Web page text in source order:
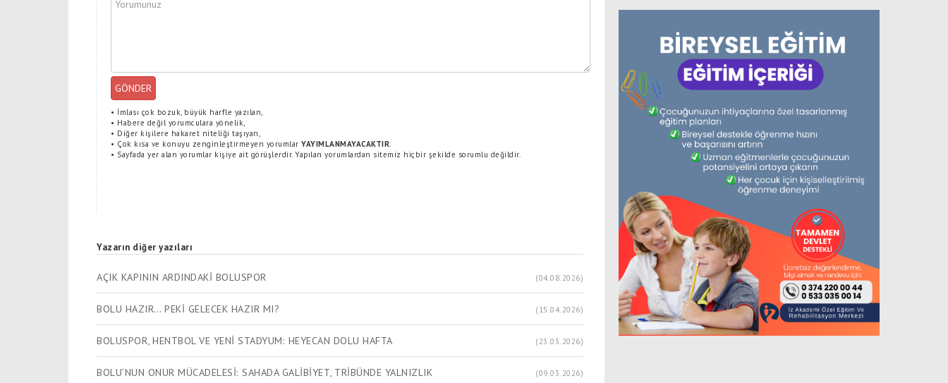
GÖNDER
• İmlası çok bozuk, büyük harfle yazılan,
• Habere değil yorumculara yönelik,
• Diğer kişilere hakaret niteliği taşıyan,
• Çok kısa ve konuyu zenginleştirmeyen yorumlar YAYIMLANMAYACAKTIR.
• Sayfada yer alan yorumlar kişiye ait görüşlerdir. Yapılan yorumlardan sitemiz hiçbir şekilde sorumlu değildir.
Yazarın diğer yazıları
AÇIK KAPININ ARDINDAKİ BOLUSPOR (04.08.2026)
BOLU HAZIR… PEKİ GELECEK HAZIR MI? (15.04.2026)
BOLUSPOR, HENTBOL VE YENİ STADYUM: HEYECAN DOLU HAFTA (23.03.2026)
BOLU’NUN ONUR MÜCADELESİ: SAHADA GALİBİYET, TRİBÜNDE YALNIZLIK (09.03.2026)